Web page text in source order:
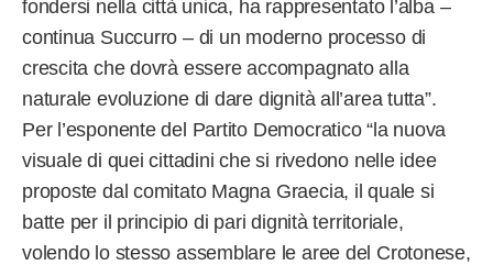
fondersi nella città unica, ha rappresentato l’alba –
continua Succurro – di un moderno processo di
crescita che dovrà essere accompagnato alla
naturale evoluzione di dare dignità all’area tutta”.
Per l’esponente del Partito Democratico “la nuova
visuale di quei cittadini che si rivedono nelle idee
proposte dal comitato Magna Graecia, il quale si
batte per il principio di pari dignità territoriale,
volendo lo stesso assemblare le aree del Crotonese,